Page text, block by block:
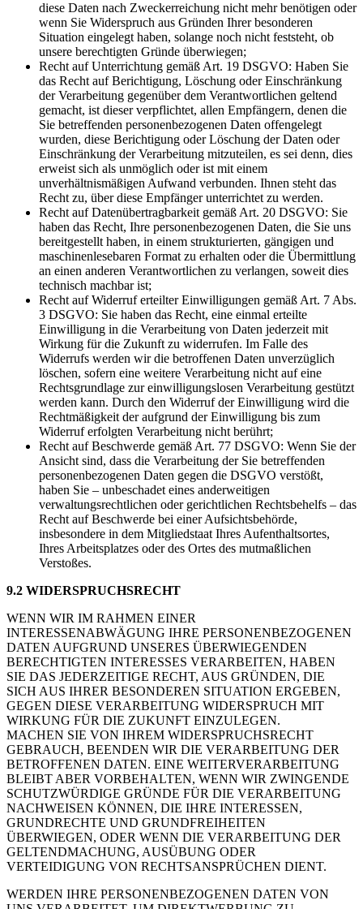
diese Daten nach Zweckerreichung nicht mehr benötigen oder
wenn Sie Widerspruch aus Gründen Ihrer besonderen
Situation eingelegt haben, solange noch nicht feststeht, ob
unsere berechtigten Gründe überwiegen;
Recht auf Unterrichtung gemäß Art. 19 DSGVO: Haben Sie
das Recht auf Berichtigung, Löschung oder Einschränkung
der Verarbeitung gegenüber dem Verantwortlichen geltend
gemacht, ist dieser verpflichtet, allen Empfängern, denen die
Sie betreffenden personenbezogenen Daten offengelegt
wurden, diese Berichtigung oder Löschung der Daten oder
Einschränkung der Verarbeitung mitzuteilen, es sei denn, dies
erweist sich als unmöglich oder ist mit einem
unverhältnismäßigen Aufwand verbunden. Ihnen steht das
Recht zu, über diese Empfänger unterrichtet zu werden.
Recht auf Datenübertragbarkeit gemäß Art. 20 DSGVO: Sie
haben das Recht, Ihre personenbezogenen Daten, die Sie uns
bereitgestellt haben, in einem strukturierten, gängigen und
maschinenlesebaren Format zu erhalten oder die Übermittlung
an einen anderen Verantwortlichen zu verlangen, soweit dies
technisch machbar ist;
Recht auf Widerruf erteilter Einwilligungen gemäß Art. 7 Abs.
3 DSGVO: Sie haben das Recht, eine einmal erteilte
Einwilligung in die Verarbeitung von Daten jederzeit mit
Wirkung für die Zukunft zu widerrufen. Im Falle des
Widerrufs werden wir die betroffenen Daten unverzüglich
löschen, sofern eine weitere Verarbeitung nicht auf eine
Rechtsgrundlage zur einwilligungslosen Verarbeitung gestützt
werden kann. Durch den Widerruf der Einwilligung wird die
Rechtmäßigkeit der aufgrund der Einwilligung bis zum
Widerruf erfolgten Verarbeitung nicht berührt;
Recht auf Beschwerde gemäß Art. 77 DSGVO: Wenn Sie der
Ansicht sind, dass die Verarbeitung der Sie betreffenden
personenbezogenen Daten gegen die DSGVO verstößt,
haben Sie – unbeschadet eines anderweitigen
verwaltungsrechtlichen oder gerichtlichen Rechtsbehelfs – das
Recht auf Beschwerde bei einer Aufsichtsbehörde,
insbesondere in dem Mitgliedstaat Ihres Aufenthaltsortes,
Ihres Arbeitsplatzes oder des Ortes des mutmaßlichen
Verstoßes.
9.2 WIDERSPRUCHSRECHT
WENN WIR IM RAHMEN EINER
INTERESSENABWÄGUNG IHRE PERSONENBEZOGENEN
DATEN AUFGRUND UNSERES ÜBERWIEGENDEN
BERECHTIGTEN INTERESSES VERARBEITEN, HABEN
SIE DAS JEDERZEITIGE RECHT, AUS GRÜNDEN, DIE
SICH AUS IHRER BESONDEREN SITUATION ERGEBEN,
GEGEN DIESE VERARBEITUNG WIDERSPRUCH MIT
WIRKUNG FÜR DIE ZUKUNFT EINZULEGEN.
MACHEN SIE VON IHREM WIDERSPRUCHSRECHT
GEBRAUCH, BEENDEN WIR DIE VERARBEITUNG DER
BETROFFENEN DATEN. EINE WEITERVERARBEITUNG
BLEIBT ABER VORBEHALTEN, WENN WIR ZWINGENDE
SCHUTZWÜRDIGE GRÜNDE FÜR DIE VERARBEITUNG
NACHWEISEN KÖNNEN, DIE IHRE INTERESSEN,
GRUNDRECHTE UND GRUNDFREIHEITEN
ÜBERWIEGEN, ODER WENN DIE VERARBEITUNG DER
GELTENDMACHUNG, AUSÜBUNG ODER
VERTEIDIGUNG VON RECHTSANSPRÜCHEN DIENT.
WERDEN IHRE PERSONENBEZOGENEN DATEN VON